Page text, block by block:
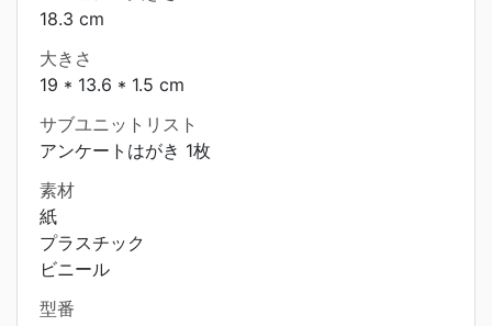
18.3 cm
大きさ
19 * 13.6 * 1.5 cm
サブユニットリスト
アンケートはがき 1枚
素材
紙
プラスチック
ビニール
型番